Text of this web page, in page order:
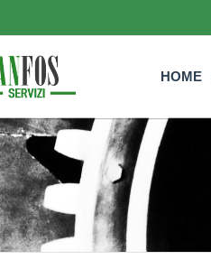
HOME